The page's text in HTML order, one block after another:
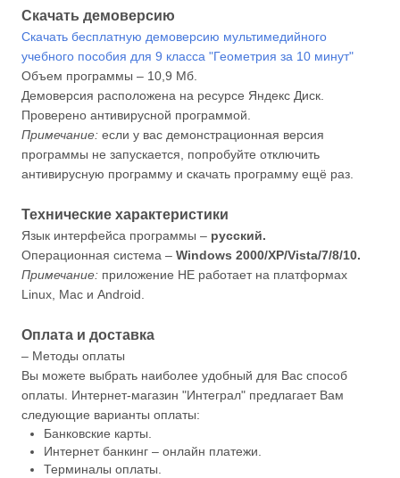
Скачать демоверсию
Скачать бесплатную демоверсию мультимедийного
учебного пособия для 9 класса "Геометрия за 10 минут"
Объем программы – 10,9 Мб.
Демоверсия расположена на ресурсе Яндекс Диск.
Проверено антивирусной программой.
Примечание: если у вас демонстрационная версия
программы не запускается, попробуйте отключить
антивирусную программу и скачать программу ещё раз.
Технические характеристики
Язык интерфейса программы – русский.
Операционная система – Windows 2000/XP/Vista/7/8/10.
Примечание: приложение НЕ работает на платформах
Linux, Mac и Android.
Оплата и доставка
– Методы оплаты
Вы можете выбрать наиболее удобный для Вас способ
оплаты. Интернет-магазин "Интеграл" предлагает Вам
следующие варианты оплаты:
Банковские карты.
Интернет банкинг – онлайн платежи.
Терминалы оплаты.